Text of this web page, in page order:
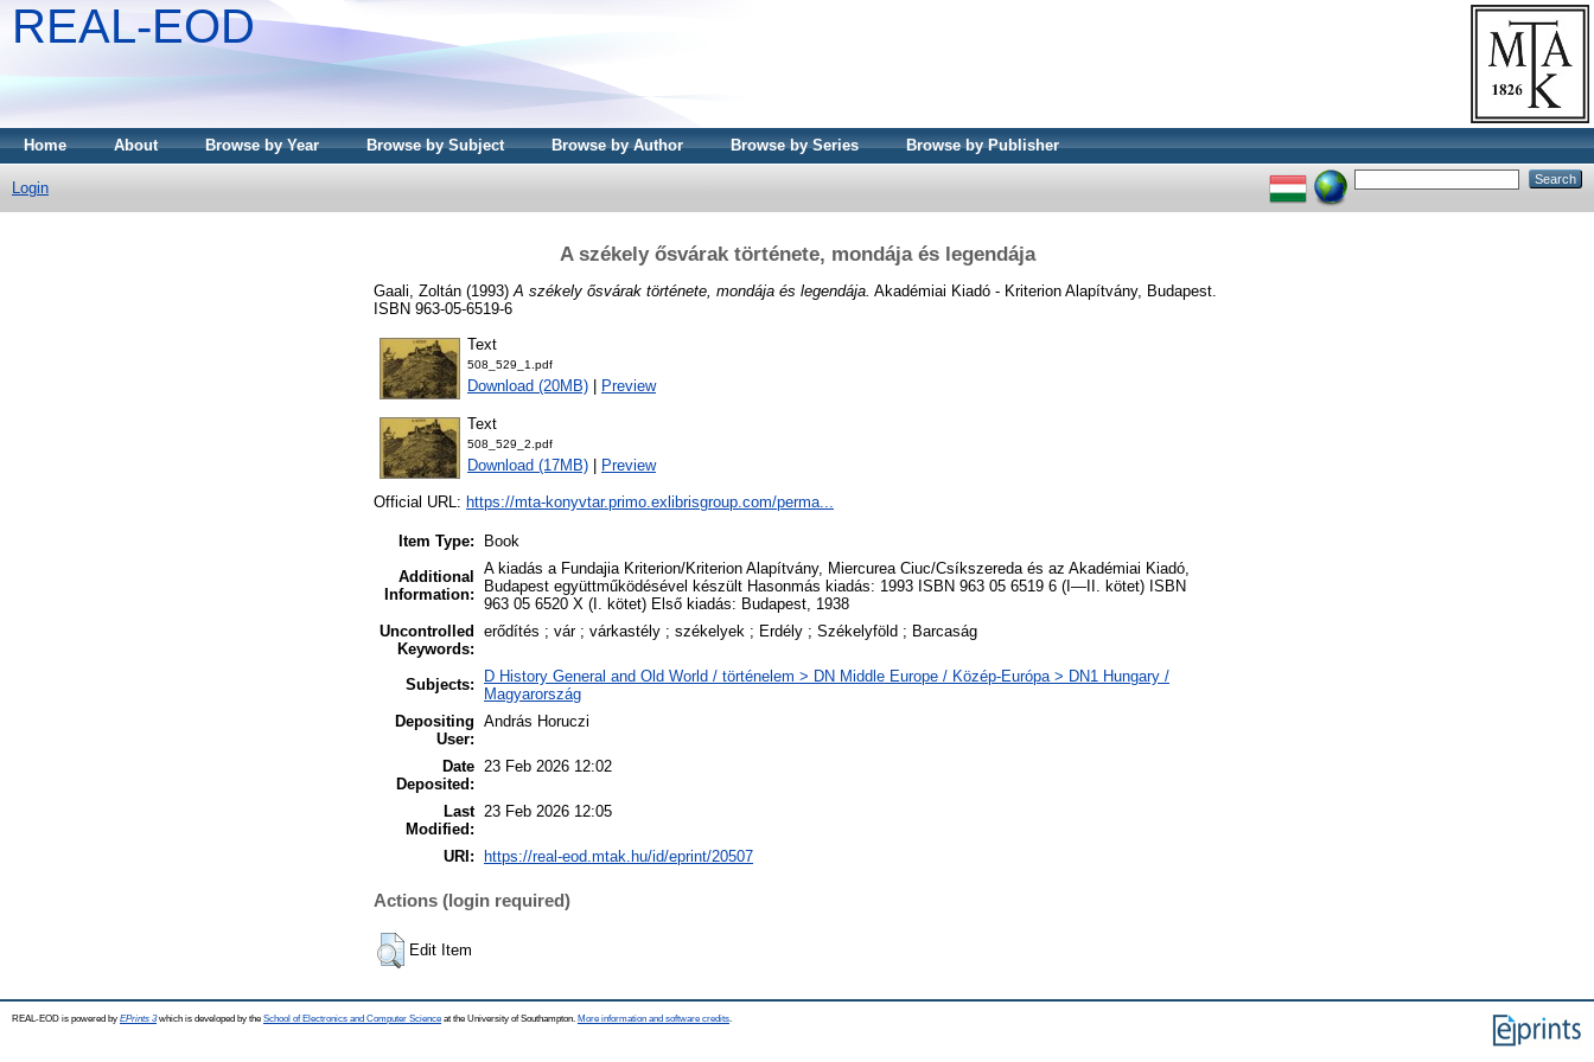
REAL-EOD
Home About Browse by Year Browse by Subject Browse by Author Browse by Series Browse by Publisher
Login
A székely ősvárak története, mondája és legendája
Gaali, Zoltán (1993) A székely ősvárak története, mondája és legendája. Akadémiai Kiadó - Kriterion Alapítvány, Budapest.
ISBN 963-05-6519-6
Text
508_529_1.pdf
Download (20MB) Preview
Text
508_529_2.pdf
Download (17MB) Preview
Official URL: https://mta-konyvtar.primo.exlibrisgroup.com/perma...
Item Type:
Book
Additional
Information:
A kiadás a Fundajia Kriterion/Kriterion Alapítvány, Miercurea Ciuc/Csíkszereda és az Akadémiai Kiadó,
Budapest együttműködésével készült Hasonmás kiadás: 1993 ISBN 963 05 6519 6 (I—II. kötet) ISBN
963 05 6520 X (I. kötet) Első kiadás: Budapest, 1938
Uncontrolled
Keywords:
erődítés ; vár ; várkastély ; székelyek ; Erdély ; Székelyföld ; Barcaság
Subjects:
D History General and Old World / történelem > DN Middle Europe / Közép-Európa > DN1 Hungary /
Magyarország
Depositing
User:
András Horuczi
Date
Deposited:
23 Feb 2026 12:02
Last
Modified:
23 Feb 2026 12:05
URI: https://real-eod.mtak.hu/id/eprint/20507
Actions (login required)
Edit Item
REAL-EOD is powered by EPrints 3which is developed by the School of Electronics and Computer Science at the University of Southampton. More information and software credits